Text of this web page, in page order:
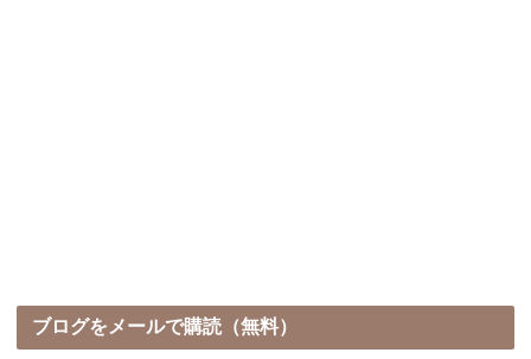
ブログをメールで購読（無料）